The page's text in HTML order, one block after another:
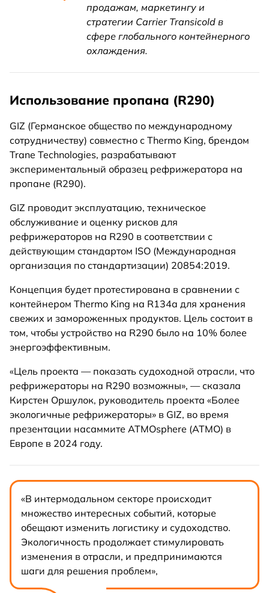
продажам, маркетингу и
стратегии Carrier Transicold в
сфере глобального контейнерного
охлаждения.
Использование пропана (R290)
GIZ (Германское общество по международному
сотрудничеству) совместно с Thermo King, брендом
Trane Technologies, разрабатывают
экспериментальный образец рефрижератора на
пропане (R290).
GIZ проводит эксплуатацию, техническое
обслуживание и оценку рисков для
рефрижераторов на R290 в соответствии с
действующим стандартом ISO (Международная
организация по стандартизации) 20854:2019.
Концепция будет протестирована в сравнении с
контейнером Thermo King на R134a для хранения
свежих и замороженных продуктов. Цель состоит в
том, чтобы устройство на R290 было на 10% более
энергоэффективным.
«Цель проекта — показать судоходной отрасли, что
рефрижераторы на R290 возможны», — сказала
Кирстен Оршулок, руководитель проекта «Более
экологичные рефрижераторы» в GIZ, во время
презентации насаммите ATMOsphere (ATMO) в
Европе в 2024 году.
«В интермодальном секторе происходит
множество интересных событий, которые
обещают изменить логистику и судоходство.
Экологичность продолжает стимулировать
изменения в отрасли, и предпринимаются
шаги для решения проблем»,